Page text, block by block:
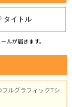
タイトル
ルが届きます。
ルグラフィックTシ